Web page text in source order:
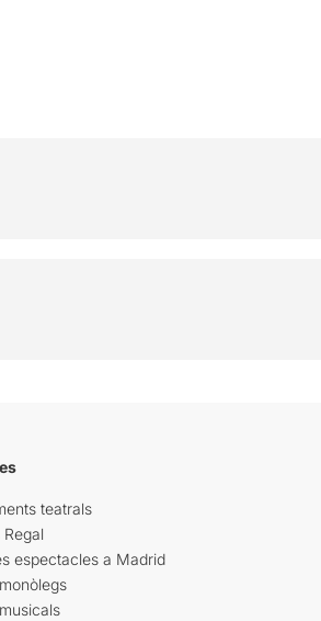
teatrals
espectacles a Madrid